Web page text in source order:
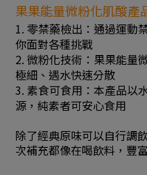
果果能量微粉化肌酸產
1. 零禁藥檢出：通過運動
你面對各種挑戰
2. 微粉化技術：果果能量
極細、遇水快速分散
3. 素食可食用：本產品以
源，純素者可安心食用
除了經典原味可以自行調
次補充都像在喝飲料，豐